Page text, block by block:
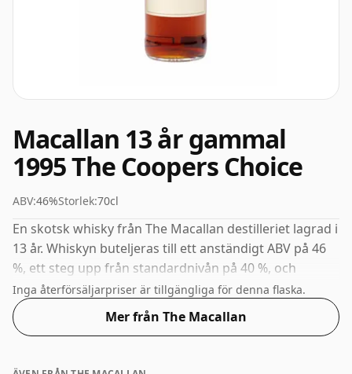
Macallan 13 år gammal
1995 The Coopers Choice
ABV:46%Storlek:70cl
En skotsk whisky från The Macallan destilleriet lagrad i
13 år. Whiskyn buteljeras till ett anständigt ABV på 46
%, ett steg upp från standardnivån på 40 %, och
levereras i de facto-flaskstorleken på 70 cl.
Inga återförsäljarpriser är tillgängliga för denna flaska.
Mer från The Macallan